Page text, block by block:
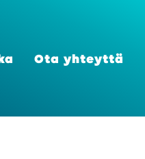
Ota yhteyt­tä